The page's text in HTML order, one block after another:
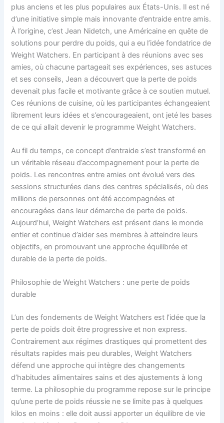
plus anciens et les plus populaires aux États-Unis. Il est né
d’une initiative simple mais innovante d’entraide entre amis.
À l’origine, c’est Jean Nidetch, une Américaine en quête de
solutions pour perdre du poids, qui a eu l’idée fondatrice de
Weight Watchers. En participant à des réunions avec ses
amies, où chacune partageait ses expériences, ses astuces
et ses conseils, Jean a découvert que la perte de poids
devenait plus facile et motivante grâce à ce soutien mutuel.
Ces réunions de cuisine, où les participantes échangeaient
librement leurs idées et s’encourageaient, ont jeté les bases
de ce qui allait devenir le programme Weight Watchers.
Au fil du temps, ce concept d’entraide s’est transformé en
un véritable réseau d’accompagnement pour la perte de
poids. Les rencontres entre amies ont évolué vers des
sessions structurées dans des centres spécialisés, où des
millions de personnes ont été accompagnées et
encouragées dans leur démarche de perte de poids.
Aujourd’hui, Weight Watchers est présent dans le monde
entier et continue d’aider ses membres à atteindre leurs
objectifs, en promouvant une approche équilibrée et
durable de la perte de poids.
Philosophie de Weight Watchers : une perte de poids
durable
L’un des fondements de Weight Watchers est l’idée que la
perte de poids doit être progressive et non express.
Contrairement aux régimes drastiques qui promettent des
résultats rapides mais peu durables, Weight Watchers
défend une approche qui intègre des changements
d’habitudes alimentaires sains et des ajustements à long
terme. La philosophie du programme repose sur le principe
qu’une perte de poids réussie ne se limite pas à quelques
kilos en moins : elle doit aussi apporter un équilibre de vie